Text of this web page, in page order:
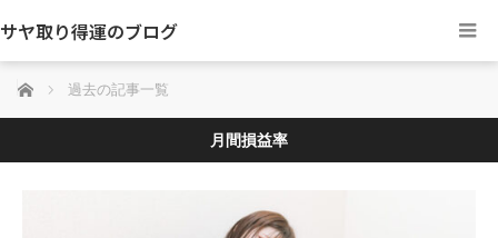
サヤ取り得運のブログ
ホーム 過去の記事一覧
月間損益率